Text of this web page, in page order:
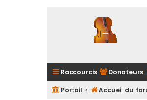
Raccourcis Donateurs
Portail Accueil du